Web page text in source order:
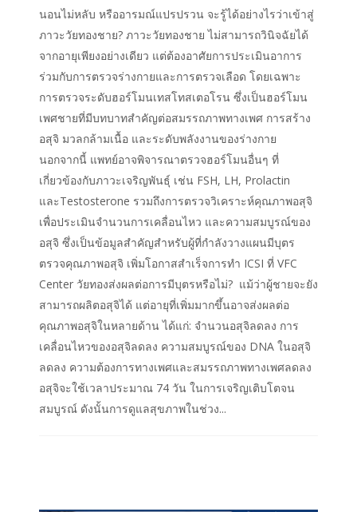
นอนไม่หลับ หรืออารมณ์แปรปรวน จะรู้ได้อย่างไรว่าเข้าสู่
ภาวะวัยทองชาย? ภาวะวัยทองชาย ไม่สามารถวินิจฉัยได้
จากอายุเพียงอย่างเดียว แต่ต้องอาศัยการประเมินอาการ
ร่วมกับการตรวจร่างกายและการตรวจเลือด โดยเฉพาะ
การตรวจระดับฮอร์โมนเทสโทสเตอโรน ซึ่งเป็นฮอร์โมน
เพศชายที่มีบทบาทสำคัญต่อสมรรถภาพทางเพศ การสร้าง
อสุจิ มวลกล้ามเนื้อ และระดับพลังงานของร่างกาย
นอกจากนี้ แพทย์อาจพิจารณาตรวจฮอร์โมนอื่นๆ ที่
เกี่ยวข้องกับภาวะเจริญพันธุ์ เช่น FSH, LH, Prolactin
และTestosterone รวมถึงการตรวจวิเคราะห์คุณภาพอสุจิ
เพื่อประเมินจำนวนการเคลื่อนไหว และความสมบูรณ์ของ
อสุจิ ซึ่งเป็นข้อมูลสำคัญสำหรับผู้ที่กำลังวางแผนมีบุตร
ตรวจคุณภาพอสุจิ เพิ่มโอกาสสำเร็จการทำ ICSI ที่ VFC
Center วัยทองส่งผลต่อการมีบุตรหรือไม่? แม้ว่าผู้ชายจะยัง
สามารถผลิตอสุจิได้ แต่อายุที่เพิ่มมากขึ้นอาจส่งผลต่อ
คุณภาพอสุจิในหลายด้าน ได้แก่: จำนวนอสุจิลดลง การ
เคลื่อนไหวของอสุจิลดลง ความสมบูรณ์ของ DNA ในอสุจิ
ลดลง ความต้องการทางเพศและสมรรถภาพทางเพศลดลง
อสุจิจะใช้เวลาประมาณ 74 วัน ในการเจริญเติบโตจน
สมบูรณ์ ดังนั้นการดูแลสุขภาพในช่วง...